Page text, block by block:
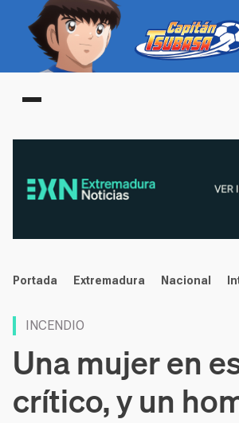
Main menu
noticias
Portada Extremadura Nacional
INCENDIO
Una mujer en
crítico, y un